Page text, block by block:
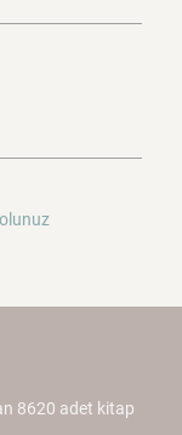
8620 adet kitap